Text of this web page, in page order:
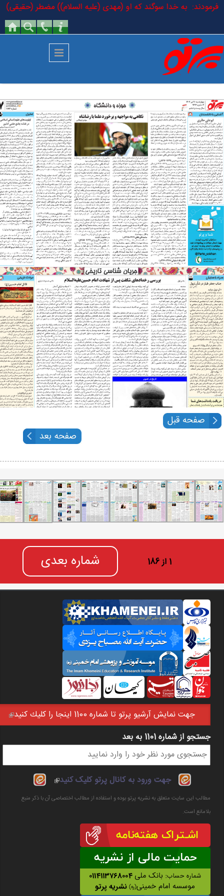
رفتن به محتوای اصلی
فرمودند: به خدا سوگند که او (مهدی (علیه السلام)) مضطر
1 از 186 شماره بعدی
جهت نمايش آرشيو پرتو تا شماره 1100 اينجا را كليك كنيد
فرم جستجو
جستجو از شماره 1101 به بعد
جهت ورود به کانال پرتو کلیک کنید
(link is
external)
مطالب این سایت متعلق به نشریه پرتو بوده و استفاده از مطالب اختصاصی آن با ذکر منبع
بلامانع است.